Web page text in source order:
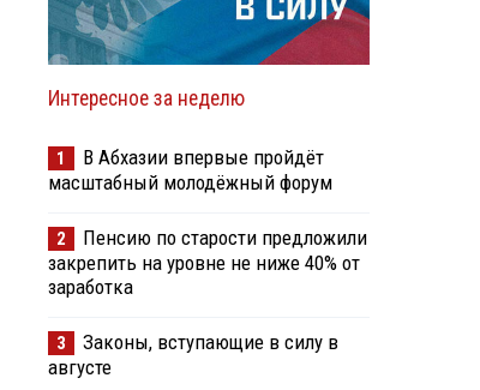
Интересное за неделю
1
В Абхазии впервые пройдёт
масштабный молодёжный форум
2
Пенсию по старости предложили
закрепить на уровне не ниже 40% от
заработка
3
Законы, вступающие в силу в
августе